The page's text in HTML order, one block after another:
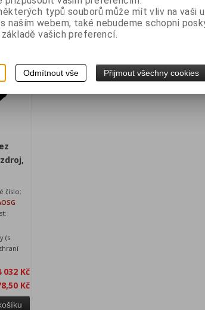
Přidat do košíku
číslo:
(s
032 Kč
Kč
typů souborů může mít vliv na vaši
naším webem, také nebudeme schopni
základě vašich preferencí.
Odmítnout vše Přijmout všechny cookies